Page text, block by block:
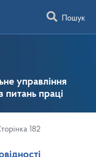
Пошук
управління
праці
182